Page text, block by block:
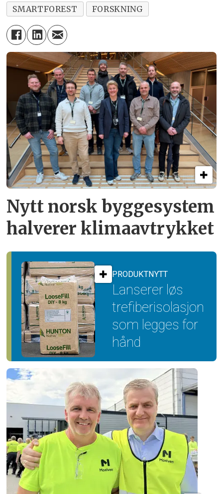
SMARTFOREST
FORSKNING
Nytt norsk byggesystem
halverer klimaavtrykket
PRODUKTNYTT
Lanserer løs
trefiber­isolasjon
som legges for
hånd